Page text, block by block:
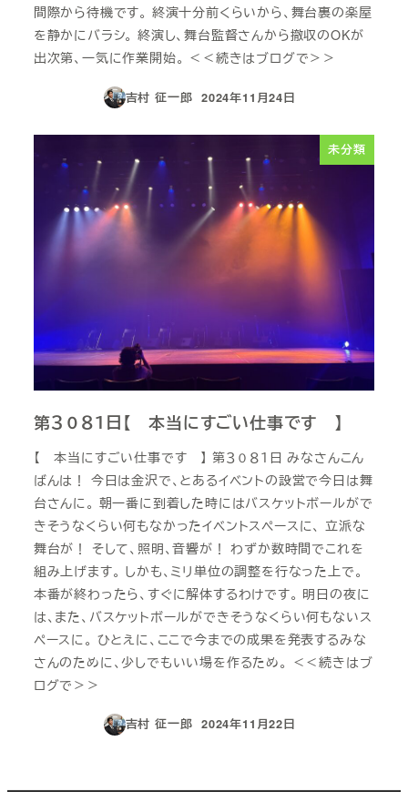
間際から待機です。 終演十分前くらいから、舞台裏の楽屋
を静かにバラシ。 終演し、舞台監督さんから撤収のOKが
出次第、一気に作業開始。 ＜＜続きはブログで＞＞
吉村 征一郎
投稿日
2024年11月24日
未分類
第３０８１日【 本当にすごい仕事です 】
【 本当にすごい仕事です 】 第３０８１日 みなさんこん
ばんは！ 今日は金沢で、とあるイベントの設営で今日は舞
台さんに。 朝一番に到着した時にはバスケットボールがで
きそうなくらい何もなかったイベントスペースに、 立派な
舞台が！ そして、照明、音響が！ わずか数時間でこれを
組み上げます。 しかも、ミリ単位の調整を行なった上で。
本番が終わったら、すぐに解体するわけです。 明日の夜に
は、また、バスケットボールができそうなくらい何もないス
ペースに。 ひとえに、ここで今までの成果を発表するみな
さんのために、少しでもいい場を作るため。 ＜＜続きはブ
ログで＞＞
吉村 征一郎
投稿日
2024年11月22日